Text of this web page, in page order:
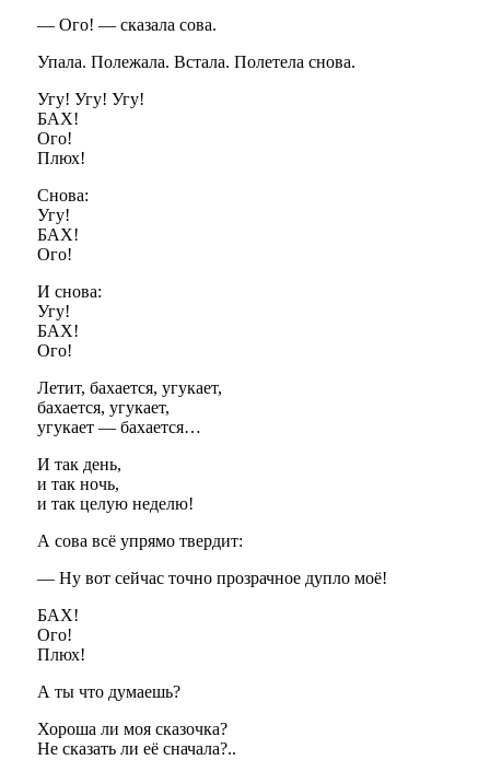
— Ого! — сказала сова.
Упала. Полежала. Встала. Полетела снова.
Угу! Угу! Угу!
БАХ!
Ого!
Плюх!
Снова:
Угу!
БАХ!
Ого!
И снова:
Угу!
БАХ!
Ого!
Летит, бахается, угукает,
бахается, угукает,
угукает — бахается…
И так день,
и так ночь,
и так целую неделю!
А сова всё упрямо твердит:
— Ну вот сейчас точно прозрачное дупло моё!
БАХ!
Ого!
Плюх!
А ты что думаешь?
Хороша ли моя сказочка?
Не сказать ли её сначала?..